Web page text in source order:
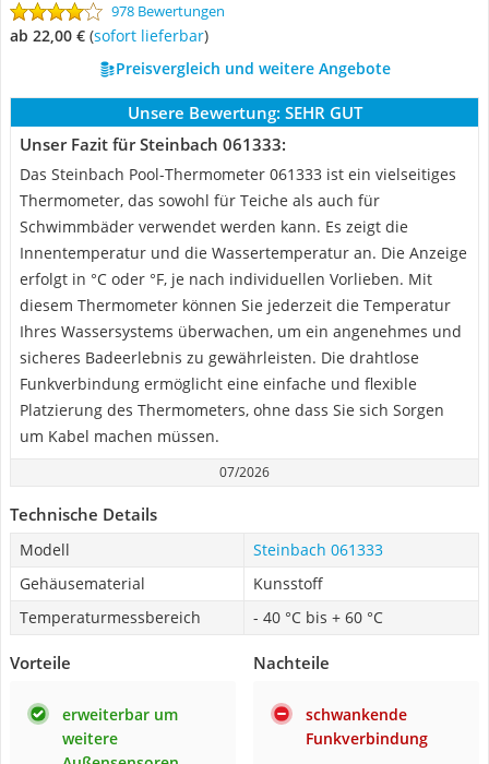
978 Bewertungen
ab 22,00 € ( Sofort lieferbar)
Preisvergleich und weitere Angebote
Unsere Bewertung: SEHR GUT
Unser Fazit für Steinbach 061333:
Das Steinbach Pool-Thermometer 061333 ist ein vielseitiges
Thermometer, das sowohl für Teiche als auch für
Schwimmbäder verwendet werden kann. Es zeigt die
Innentemperatur und die Wassertemperatur an. Die Anzeige
erfolgt in °C oder °F, je nach individuellen Vorlieben. Mit
diesem Thermometer können Sie jederzeit die Temperatur
Ihres Wassersystems überwachen, um ein angenehmes und
sicheres Badeerlebnis zu gewährleisten. Die drahtlose
Funkverbindung ermöglicht eine einfache und flexible
Platzierung des Thermometers, ohne dass Sie sich Sorgen
um Kabel machen müssen.
07/2026
Technische Details
Modell
Steinbach 061333
Gehäusematerial
Kunsstoff
Temperaturmessbereich
- 40 °C bis + 60 °C
Vorteile
erweiterbar um
weitere
Nachteile
schwankende
Funkverbindung